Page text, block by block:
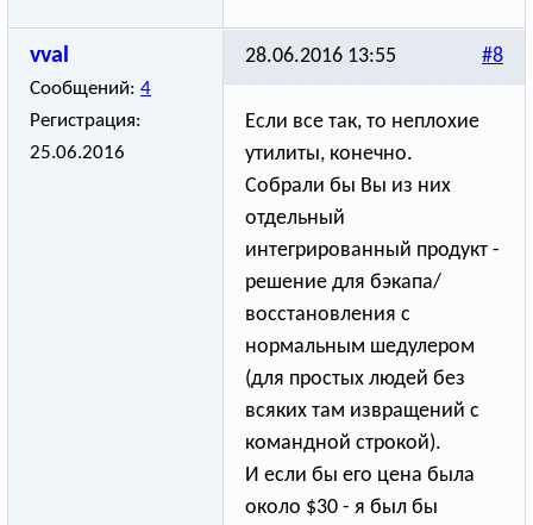
vval
Сообщений: 4
Регистрация:
25.06.2016
#8
28.06.2016 13:55
Если все так, то неплохие
утилиты, конечно.
Собрали бы Вы из них
отдельный
интегрированный продукт -
решение для бэкапа/
восстано­вления с
нормальным шедулером
(для простых людей без
всяких там извращений с
командной строкой).
И если бы его цена была
около $30 - я был бы